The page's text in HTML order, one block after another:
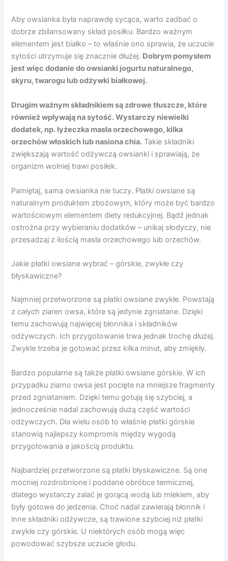
Aby owsianka była naprawdę sycąca, warto zadbać o
dobrze zbilansowany skład posiłku. Bardzo ważnym
elementem jest białko – to właśnie ono sprawia, że uczucie
sytości utrzymuje się znacznie dłużej. Dobrym pomysłem
jest więc dodanie do owsianki jogurtu naturalnego,
skyru, twarogu lub odżywki białkowej.
Drugim ważnym składnikiem są zdrowe tłuszcze, które
również wpływają na sytość. Wystarczy niewielki
dodatek, np. łyżeczka masła orzechowego, kilka
orzechów włoskich lub nasiona chia. Takie składniki
zwiększają wartość odżywczą owsianki i sprawiają, że
organizm wolniej trawi posiłek.
Pamiętaj, sama owsianka nie tuczy. Płatki owsiane są
naturalnym produktem zbożowym, który może być bardzo
wartościowym elementem diety redukcyjnej. Bądź jednak
ostrożna przy wybieraniu dodatków – unikaj słodyczy, nie
przesadzaj z ilością masła orzechowego lub orzechów.
Jakie płatki owsiane wybrać – górskie, zwykłe czy
błyskawiczne?
Najmniej przetworzone są płatki owsiane zwykłe. Powstają
z całych ziaren owsa, które są jedynie zgniatane. Dzięki
temu zachowują najwięcej błonnika i składników
odżywczych. Ich przygotowanie trwa jednak trochę dłużej.
Zwykle trzeba je gotować przez kilka minut, aby zmiękły.
Bardzo popularne są także płatki owsiane górskie. W ich
przypadku ziarno owsa jest pocięte na mniejsze fragmenty
przed zgniataniem. Dzięki temu gotują się szybciej, a
jednocześnie nadal zachowują dużą część wartości
odżywczych. Dla wielu osób to właśnie płatki górskie
stanowią najlepszy kompromis między wygodą
przygotowania a jakością produktu.
Najbardziej przetworzone są płatki błyskawiczne. Są one
mocniej rozdrobnione i poddane obróbce termicznej,
dlatego wystarczy zalać je gorącą wodą lub mlekiem, aby
były gotowe do jedzenia. Choć nadal zawierają błonnik i
inne składniki odżywcze, są trawione szybciej niż płatki
zwykłe czy górskie. U niektórych osób mogą więc
powodować szybsze uczucie głodu.